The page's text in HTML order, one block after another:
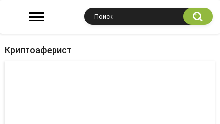
Криптоаферист